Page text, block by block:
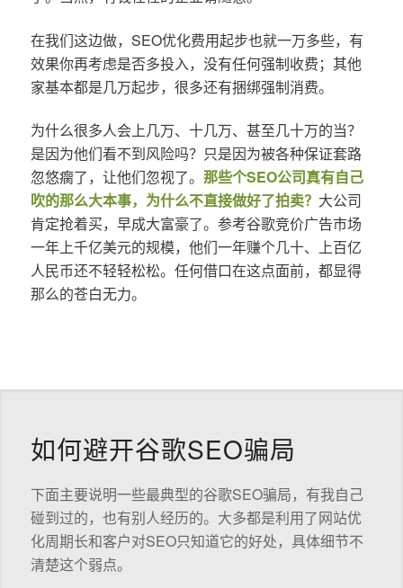
在我们这边做，SEO优化费用起步也就一万多些，有
效果你再考虑是否多投入，没有任何强制收费；其他
家基本都是几万起步，很多还有捆绑强制消费。
为什么很多人会上几万、十几万、甚至几十万的当？
是因为他们看不到风险吗？只是因为被各种保证套路
忽悠瘸了，让他们忽视了。 那些个SEO公司真有自己
吹的那么大本事，为什么不直接做好了拍卖？ 大公司
肯定抢着买，早成大富豪了。参考谷歌竞价广告市场
一年上千亿美元的规模，他们一年赚个几十、上百亿
人民币还不轻轻松松。任何借口在这点面前，都显得
那么的苍白无力。
如何避开谷歌SEO骗局
下面主要说明一些最典型的谷歌SEO骗局，有我自己
碰到过的，也有别人经历的。大多都是利用了网站优
化周期长和客户对SEO只知道它的好处，具体细节不
清楚这个弱点。